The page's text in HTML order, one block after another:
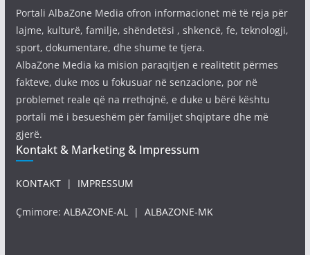
Portali AlbaZone Media ofron informacionet më të reja për
lajme, kulturë, familje, shëndetësi , shkencë, fe, teknologji,
sport, dokumentare, dhe shume te tjera.
AlbaZone Media ka mision paraqitjen e realitetit përmes
fakteve, duke mos u fokusuar në senzacione, por në
problemet reale që na rrethojnë, e duke u bërë kështu
portali më i besueshëm për familjet shqiptare dhe më
gjerë.
Kontakt & Marketing & Impressum
KONTAKT| IMPRESSUM
Çmimore: ALBAZONE-AL| ALBAZONE-MK